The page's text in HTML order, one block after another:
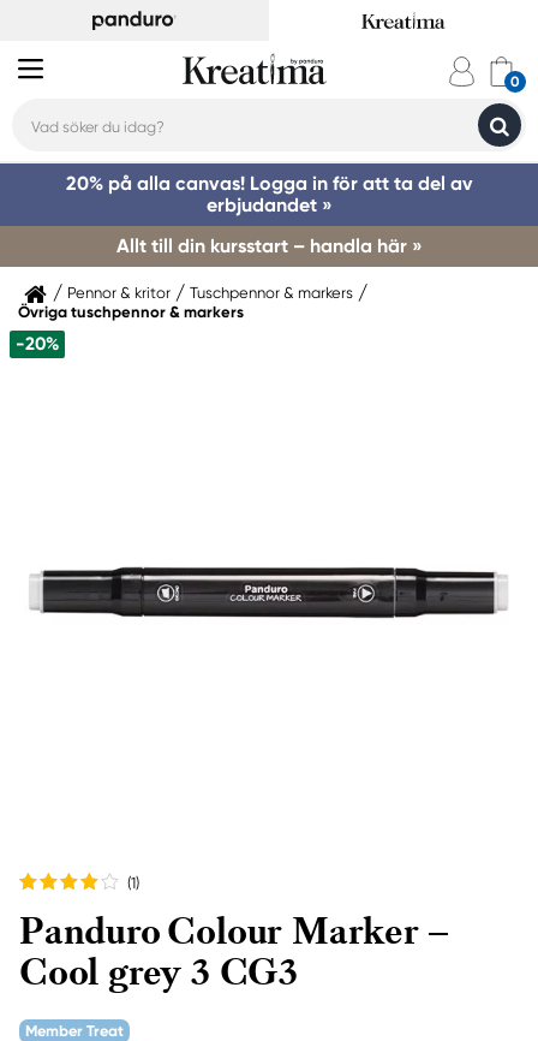
20% på alla canvas! Logga in för att ta del av
erbjudandet »
Allt till din kursstart – handla här »
Pennor & kritor
Tuschpennor & markers
Övriga tuschpennor & markers
-20%
(1)
Panduro Colour Marker –
Cool grey 3 CG3
Member Treat